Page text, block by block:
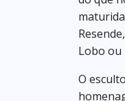
Lobo ou
O